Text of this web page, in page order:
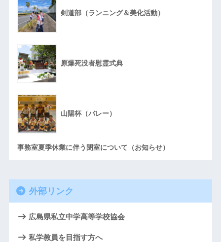
剣道部（ランニング＆美化活動）
原爆死没者慰霊式典
山陽杯（バレー）
事務室夏季休業に伴う閉室について（お知らせ）
外部リンク
広島県私立中学高等学校協会
私学教員を目指す方へ